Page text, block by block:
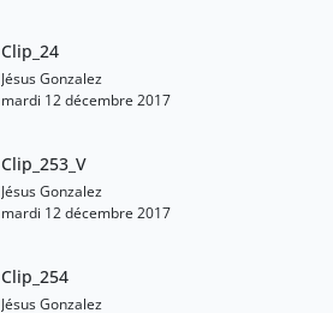
Clip_24
Jésus Gonzalez
mardi 12 décembre 2017
Clip_253_V
Jésus Gonzalez
mardi 12 décembre 2017
Clip_254
Jésus Gonzalez